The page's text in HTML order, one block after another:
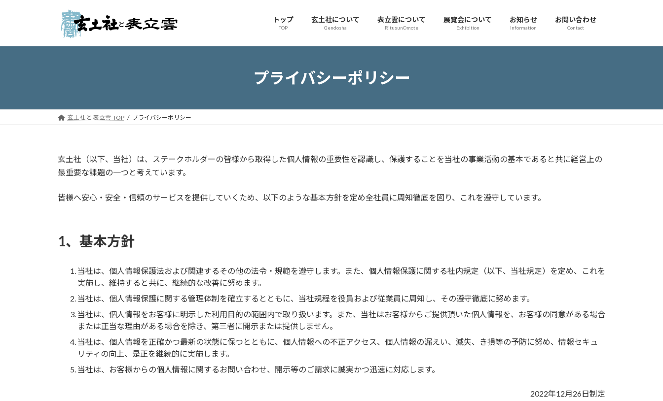
プ
動
トップ
TOP
玄土社について
Gendosha
表立雲について
RitusunOmote
展覧会について
Exhibition
お知らせ
Information
お問い合わせ
Contact
プライバシーポリシー
玄土社 と 表立雲-TOP プライバシーポリシー
玄土社（以下、当社）は、ステークホルダーの皆様から取得した個人情報の重要性を認識し、保護することを当社の事業活動の基本であると共に経営上の
最重要な課題の一つと考えています。
皆様へ安心・安全・信頼のサービスを提供していくため、以下のような基本方針を定め全社員に周知徹底を図り、これを遵守しています。
1、基本方針
当社は、個人情報保護法および関連するその他の法令・規範を遵守します。また、個人情報保護に関する社内規定（以下、当社規定）を定め、これを
実施し、維持すると共に、継続的な改善に努めます。
当社は、個人情報保護に関する管理体制を確立するとともに、当社規程を役員および従業員に周知し、その遵守徹底に努めます。
当社は、個人情報をお客様に明示した利用目的の範囲内で取り扱います。また、当社はお客様からご提供頂いた個人情報を、お客様の同意がある場合
または正当な理由がある場合を除き、第三者に開示または提供しません。
当社は、個人情報を正確かつ最新の状態に保つとともに、個人情報への不正アクセス、個人情報の漏えい、滅失、き損等の予防に努め、情報セキュ
リティの向上、是正を継続的に実施します。
当社は、お客様からの個人情報に関するお問い合わせ、開示等のご請求に誠実かつ迅速に対応します。
2022年12月26日制定